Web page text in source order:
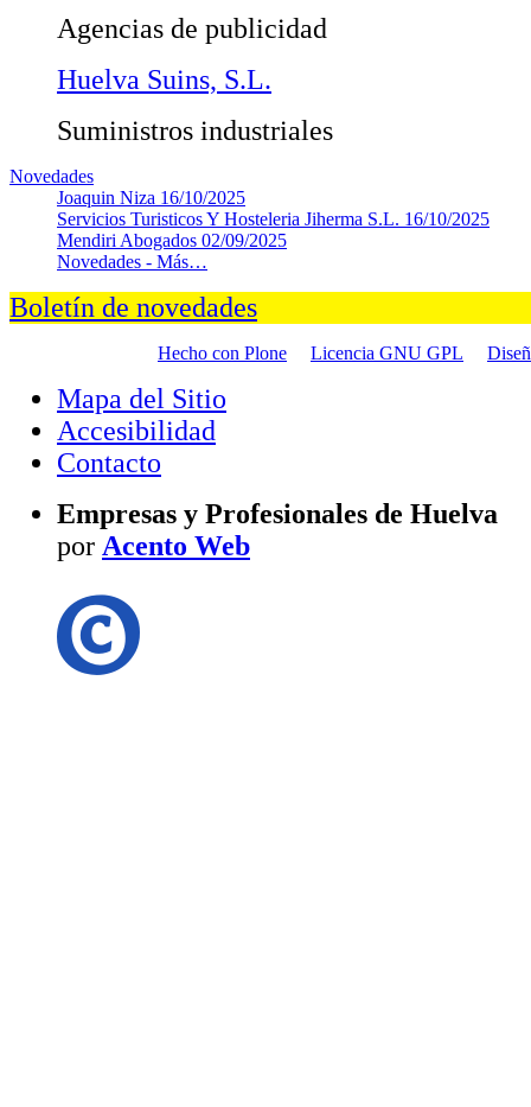
Agencias de publicidad
Huelva Suins, S.L.
Suministros industriales
Novedades
Joaquin Niza 16/10/2025
Servicios Turisticos Y Hosteleria Jiherma S.L. 16/10/2025
Mendiri Abogados 02/09/2025
Novedades - Más…
Boletín de novedades
Hecho con Plone Licencia GNU GPL
Mapa del Sitio
Accesibilidad
Contacto
Empresas y Profesionales de Huelva
por Acento Web